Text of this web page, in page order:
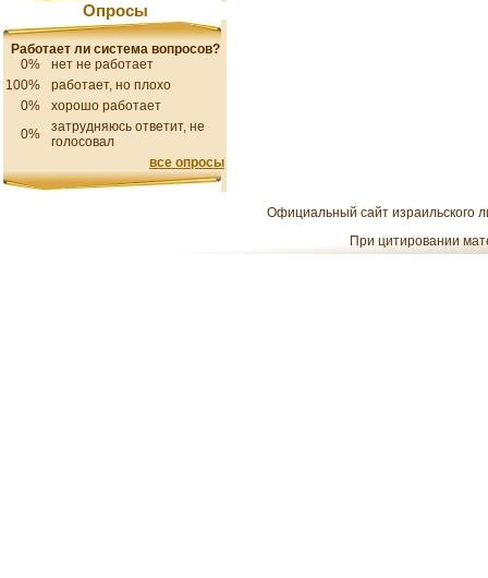
Опросы
Работает ли система вопросов?
0%
нет не работает
100%
работает, но плохо
0%
хорошо работает
0%
затрудняюсь ответит, не
голосовал
все опросы
Официальный сайт израильского
При цитировании